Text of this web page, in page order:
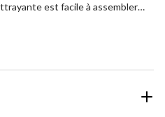
est facile à assembler
plus efficacement contre